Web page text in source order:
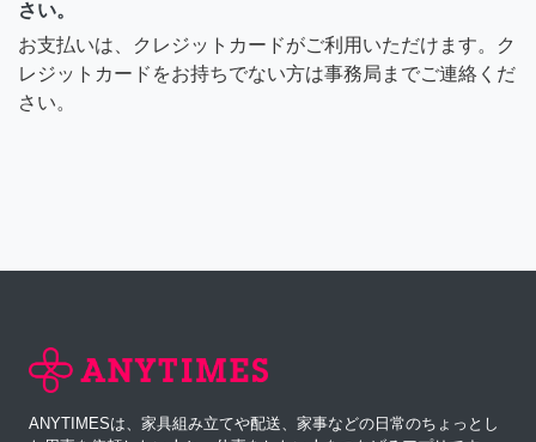
さい。
お支払いは、クレジットカードがご利用いただけます。ク
レジットカードをお持ちでない方は事務局までご連絡くだ
さい。
ANYTIMESは、家具組み立てや配送、家事などの日常のちょっとし